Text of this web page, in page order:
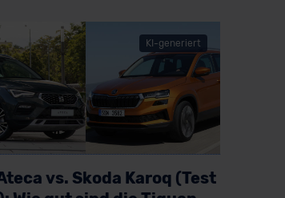
KI-generiert
vs. Skoda Karoq (Test